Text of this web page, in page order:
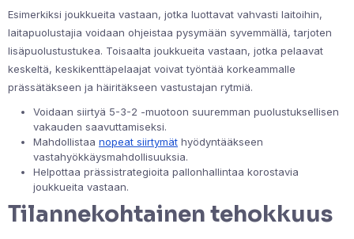
Esimerkiksi joukkueita vastaan, jotka luottavat vahvasti laitoihin,
laitapuolustajia voidaan ohjeistaa pysymään syvemmällä, tarjoten
lisäpuolustustukea. Toisaalta joukkueita vastaan, jotka pelaavat
keskeltä, keskikenttäpelaajat voivat työntää korkeammalle
prässätäkseen ja häiritäkseen vastustajan rytmiä.
Voidaan siirtyä 5-3-2 -muotoon suuremman puolustuksellisen
vakauden saavuttamiseksi.
Mahdollistaa nopeat siirtymät hyödyntääkseen
vastahyökkäysmahdollisuuksia.
Helpottaa prässistrategioita pallonhallintaa korostavia
joukkueita vastaan.
Tilannekohtainen tehokkuus